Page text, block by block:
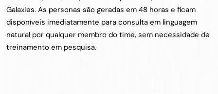
Galaxies. As personas são geradas em 48 horas e ficam
disponíveis imediatamente para consulta em linguagem
natural por qualquer membro do time, sem necessidade de
treinamento em pesquisa.